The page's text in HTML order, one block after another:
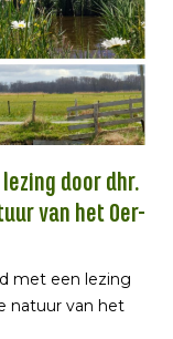
door dhr.
van het Oer-
met een lezing
natuur van het